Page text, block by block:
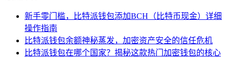
新手零门槛，比特派钱包添加BCH（比特币现金）详细
操作指南
比特派钱包余额神秘蒸发，加密资产安全的信任危机
比特派钱包在哪个国家？揭秘这款热门加密钱包的核心